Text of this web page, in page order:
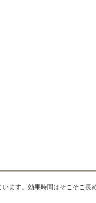
ます。効果時間はそこそこ長